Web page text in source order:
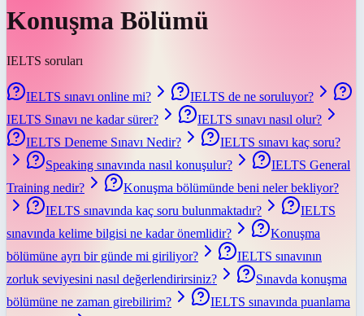
Konuşma Bölümü
IELTS soruları
IELTS sınavı online mi?
IELTS de ne soruluyor?
IELTS Sınavı ne kadar sürer?
IELTS sınavı nasıl olur?
IELTS Deneme Sınavı Nedir?
IELTS sınavı kaç soru?
Speaking sınavında nasıl konuşulur?
IELTS General
Training nedir?
Konuşma bölümünde beni neler bekliyor?
IELTS sınavında kaç soru bulunmaktadır?
IELTS
sınavında kelime bilgisi ne kadar önemlidir?
Konuşma
bölümüne ayrı bir günde mi giriliyor?
IELTS sınavının
zorluk seviyesini nasıl değerlendirirsiniz?
Sınavda konuşma
bölümüne ne zaman girebilirim?
IELTS sınavında puanlama